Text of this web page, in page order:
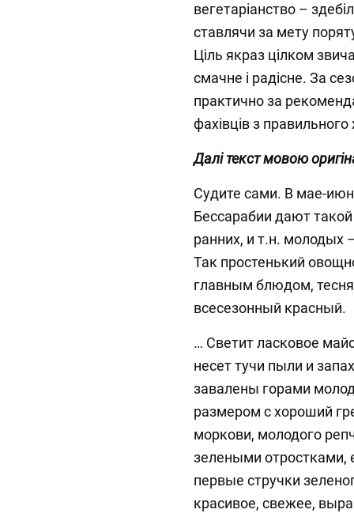
вегетаріанство –
ставлячи за мету
Ціль якраз цілком
смачне і радісне. За
практично за
фахівців з
Далі текст мовою
Судите сами. В мае-
Бессарабии дают
ранних, и т.н. молодых
Так простенький
главным блюдом,
всесезонный красный.
… Светит ласковое
несет тучи пыли и
завалены горами
размером с хороший
моркови, молодого
зелеными отростками,
первые стручки
красивое, свежее,